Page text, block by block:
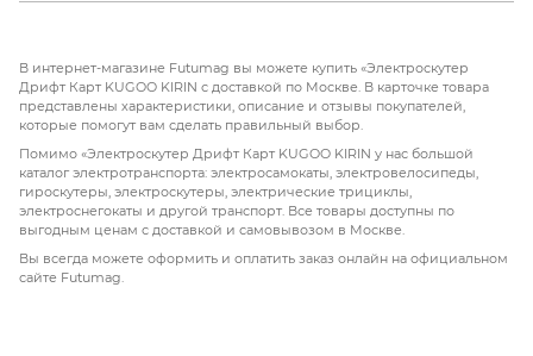
В интернет-магазине Futumag вы можете купить «Электроскутер
Дрифт Карт KUGOO KIRIN с доставкой по Москве. В карточке товара
представлены характеристики, описание и отзывы покупателей,
которые помогут вам сделать правильный выбор.
Помимо «Электроскутер Дрифт Карт KUGOO KIRIN у нас большой
каталог электротранспорта: электросамокаты, электровелосипеды,
гироскутеры, электроскутеры, электрические трициклы,
электроснегокаты и другой транспорт. Все товары доступны по
выгодным ценам с доставкой и самовывозом в Москве.
Вы всегда можете оформить и оплатить заказ онлайн на официальном
сайте Futumag.